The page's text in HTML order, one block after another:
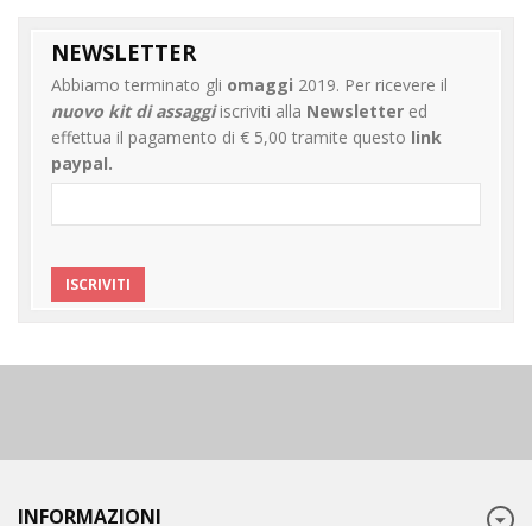
NEWSLETTER
Abbiamo terminato gli omaggi 2019. Per ricevere il
nuovo kit di assaggiiscriviti alla Newsletter ed
effettua il pagamento di € 5,00 tramite questo link
paypal.
INFORMAZIONI